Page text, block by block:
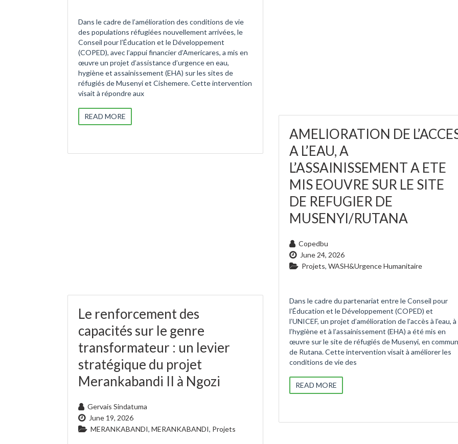
Dans le cadre de l’amélioration des conditions de vie
des populations réfugiées nouvellement arrivées, le
Conseil pour l’Éducation et le Développement
(COPED), avec l’appui financier d’Americares, a mis en
œuvre un projet d’assistance d’urgence en eau,
hygiène et assainissement (EHA) sur les sites de
réfugiés de Musenyi et Cishemere. Cette intervention
visait à répondre aux
READ MORE
AMELIORATION DE
A L’EAU, A
L’ASSAINISSEMENT A ETE
MIS EOUVRE SUR LE SITE
DE REFUGIER DE
MUSENYI/RUTANA
Copedbu
June 24, 2026
Projets, WASH&Urgence Humanitaire
Dans le cadre du partenariat entre le Conseil pour
l’Éducation et le Développement (COPED) et
l’UNICEF, un projet d’amélioration de l’accès à l’eau, à
l’hygiène et à l’assainissement (EHA) a été mis en
œuvre sur le site de réfugiés de Musenyi, en
de Rutana. Cette intervention visait à améliorer les
conditions de vie des
READ MORE
Le renforcement des
capacités sur le genre
transformateur : un levier
stratégique du projet
Merankabandi II à Ngozi
Gervais Sindatuma
June 19, 2026
MERANKABANDI, MERANKABANDI, Projets